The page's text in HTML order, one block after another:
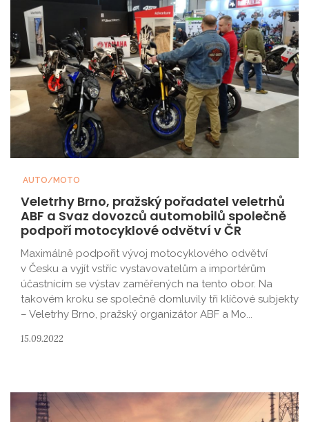
AUTO/MOTO
Veletrhy Brno, pražský pořadatel veletrhů
ABF a Svaz dovozců automobilů společně
podpoří motocyklové odvětví v ČR
Maximálně podpořit vývoj motocyklového odvětví
v Česku a vyjít vstříc vystavovatelům a importérům
účastnícím se výstav zaměřených na tento obor. Na
takovém kroku se společně domluvily tři klíčové subjekty
– Veletrhy Brno, pražský organizátor ABF a Mo...
15.09.2022